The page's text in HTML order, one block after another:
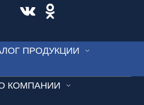
ПРОДУКЦИИ
КОМПАНИИ